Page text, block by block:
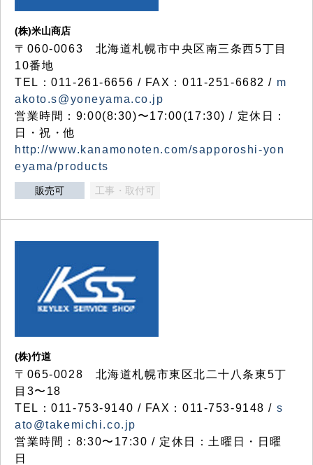
(株)米山商店
〒060-0063 北海道札幌市中央区南三条西5丁目
10番地
TEL：011-261-6656 / FAX：011-251-6682 / m
akoto.s@yoneyama.co.jp
営業時間：9:00(8:30)〜17:00(17:30) / 定休日：
日・祝・他
http://www.kanamonoten.com/sapporoshi-yon
eyama/products
販売可 工事・取付可
(株)竹道
〒065-0028 北海道札幌市東区北二十八条東5丁
目3〜18
TEL：011-753-9140 / FAX：011-753-9148 / s
ato@takemichi.co.jp
営業時間：8:30〜17:30 / 定休日：土曜日・日曜
日